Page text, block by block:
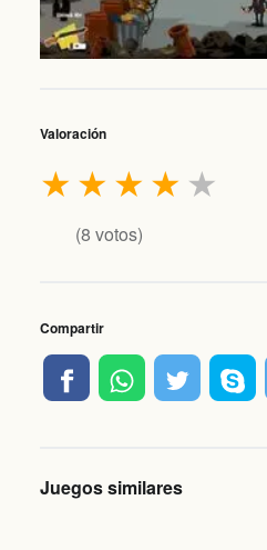
Valoración
★
★
★
★
★
(8 votos)
Compartir
Juegos similares